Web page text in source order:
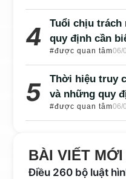
Tuổi chịu trách
quy định cần
#được quan tâm06/
Thời hiệu truy
và những quy
#được quan tâm06/
BÀI VIẾT
Điều 260 bộ luật